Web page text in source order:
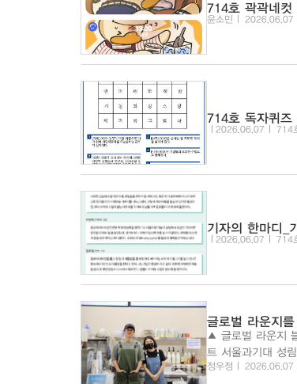
714호 곽곽네
윤소민 2026.06.07
714호 독자퀴즈
2026.06.07 714
기자의 한마디_
2026.06.07 714
글로벌 라운지
▲ 글로벌 라운지 블루포트는 부부
트 서울과기대 성림학사점을
정우정 2026.06.07